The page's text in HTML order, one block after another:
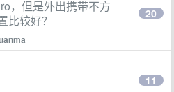
，但是外出携带不方
比较好？
20
11